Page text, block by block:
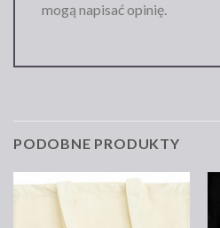
mogą napisać opinię.
PODOBNE PRODUKTY